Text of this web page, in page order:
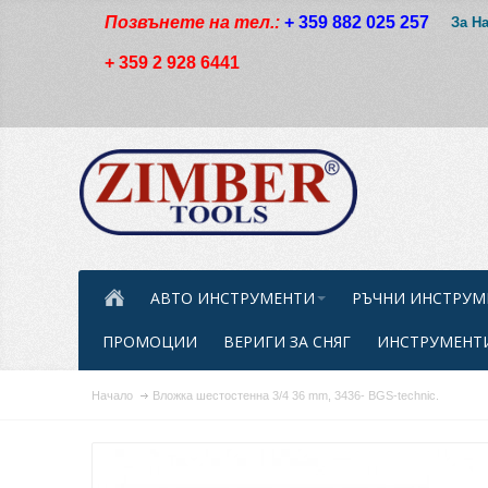
Позвънете на тел.: + 359 882 025 257
+ 359 2 928 6441
За
АВТО ИНСТРУМЕНТИ РЪЧНИ
ПРОМОЦИИ ВЕРИГИ ЗА СНЯГ
Начало Вложка шестостенна 3/4 36 mm, 3436- BGS-technic.